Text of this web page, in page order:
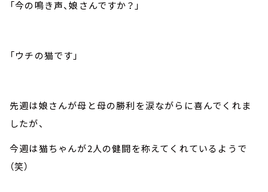
「今の鳴き声、娘さんですか？」
「ウチの猫です」
先週は娘さんが母と母の勝利を涙ながらに喜んでくれま
したが、
今週は猫ちゃんが2人の健闘を称えてくれているようで
（笑）